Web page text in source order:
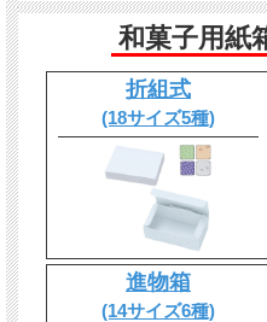
和菓子用紙
折組式
(18サイズ5種)
進物箱
(14サイズ6種)